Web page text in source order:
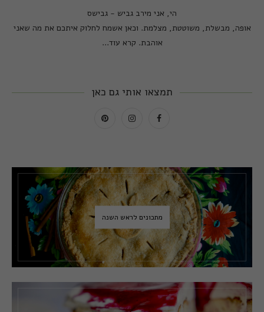
הי, אני מירב גביש - גבישס
אופה, מבשלת, משוטטת, מצלמת. וכאן אשמח לחלוק איתכם את מה שאני
אוהבת. קרא עוד...
תמצאו אותי גם כאן
מתכונים לראש השנה